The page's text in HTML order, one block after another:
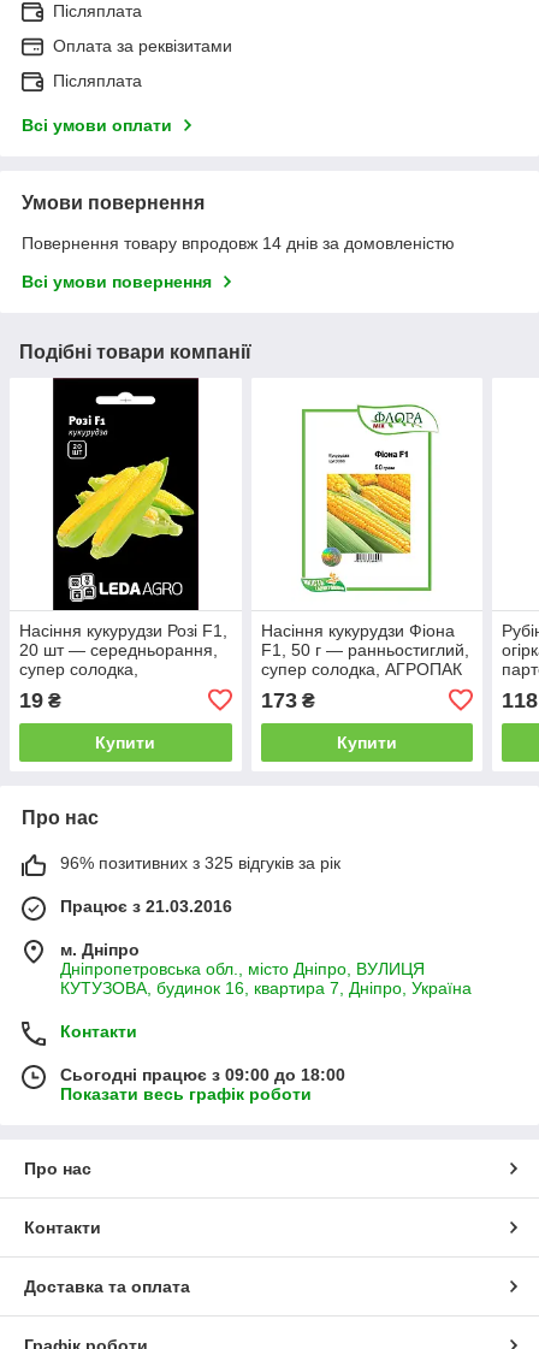
Післяплата
Оплата за реквізитами
Післяплата
Всі умови оплати
Умови повернення
Повернення товару впродовж 14 днів за домовленістю
Всі умови повернення
Подібні товари компанії
Насіння кукурудзи Розі F1,
20 шт — середньорання,
супер солодка,
19 ₴
Купити
Насіння кукурудзи Фіона
F1, 50 г — ранньостиглий,
супер солодка, АГРОПАК
173₴
Купити
118
Про нас
96% позитивних з 325 відгуків за рік
Працює з 21.03.2016
м. Дніпро
Дніпропетровська обл., місто Дніпро, ВУЛИЦЯ
КУТУЗОВА, будинок 16, квартира 7, Дніпро, Україна
Контакти
Сьогодні працює з 09:00 до 18:00
Показати весь графік роботи
Про нас
Контакти
Доставка та оплата